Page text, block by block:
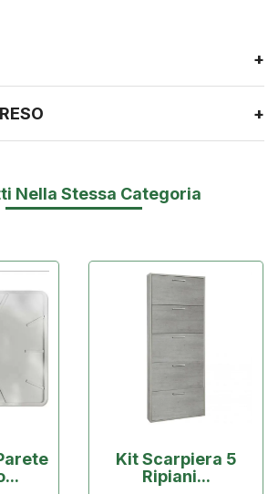
+
+
Nella Stessa Categoria
Kit Scarpiera 5
Ripiani...